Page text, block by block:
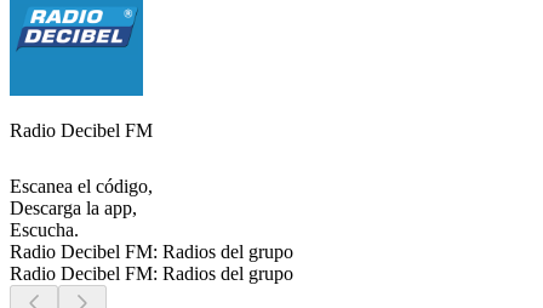
Radio Decibel FM
Escanea el código,
Descarga la app,
Escucha.
Radio Decibel FM: Radios del grupo
Radio Decibel FM: Radios del grupo